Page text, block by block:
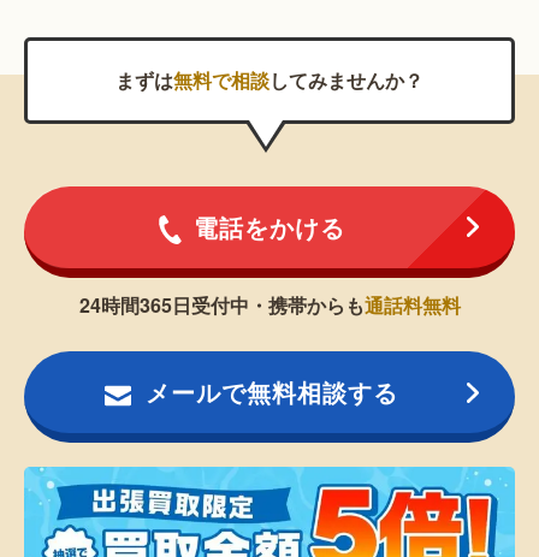
まずは無料で相談してみませんか？
電話をかける
24時間365日受付中・携帯からも通話料無料
メールで無料相談する